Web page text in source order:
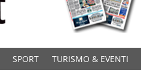
SPORT TURISMO & EVENTI